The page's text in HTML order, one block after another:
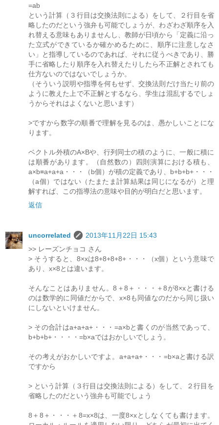
=ab
という計算（３行目は交換法則による）をして、２行目を省
略したのだという強弁も可能でしょうが、わざわざ順序を入
れ替える意味もありませんし、教師が日頃から「定義に沿っ
た立式ができているか確かめるために、順序に注意しなさ
い」と指導しているのであれば、それに従うべきであり、勝
手に省略したり順序を入れ替えたりしたら不正解とされても
仕方ないのではないでしょうか。
（そういう説明や指導を何もせず、交換法則だけ当たり前の
ように教えた上で不正解とするなら、学生は混乱するでしょ
うからそれはよくないと思います）
>ですから数字の順番で理解を見るのは、愚かしいことにな
ります。
ベクトル外積のA×Bや、行列同士の積のように、一般に積に
は順番があります。（自然数の）四則演算における積も、
a×b≡a+a+a・・・（b個）が積の定義であり、b+b+b+・・・
（a個）ではない（たまたま計算結果は同じになるが）と理
解すれば、この指導法の意味や目的が明白だと思います。
返信
uncorrelated
2013年11月22日 15:43
>> レーズンチョコ さん
> そうすると、8×xは8+8+8+8+・・・（x個）という意味で
あり、x×8とは違います。
そんなことはありません。8＋8＋・・・＋8が8×xと書ける
のは数学的に同値だからで、x×8も同値なのだから同じ扱い
にしないといけません。
> その合計はa+a+a+・・・=a×bと書くのが当然であって、
b+b+b+・・・・=b×aではおかしいでしょう。
その考えがおかしいですよ。a+a+a+・・・=b×aと書ける訳
ですから
> という計算（３行目は交換法則による）をして、２行目を
省略したのだという強弁も可能でしょう
8＋8＋・・・＋8=x×8は、一度8×xとしなくても書けます。